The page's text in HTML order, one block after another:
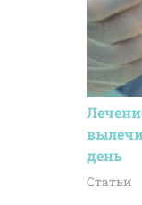
день
Статьи